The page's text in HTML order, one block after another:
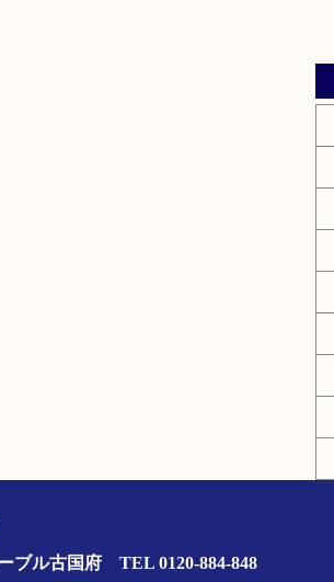
ーブル古国府 TEL 0120-884-848